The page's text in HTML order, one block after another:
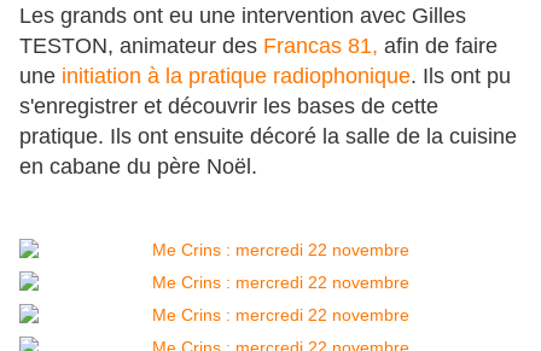
Les grands ont eu une intervention avec Gilles
TESTON, animateur des Francas 81, afin de faire
une initiation à la pratique radiophonique. Ils ont pu
s'enregistrer et découvrir les bases de cette
pratique. Ils ont ensuite décoré la salle de la cuisine
en cabane du père Noël.